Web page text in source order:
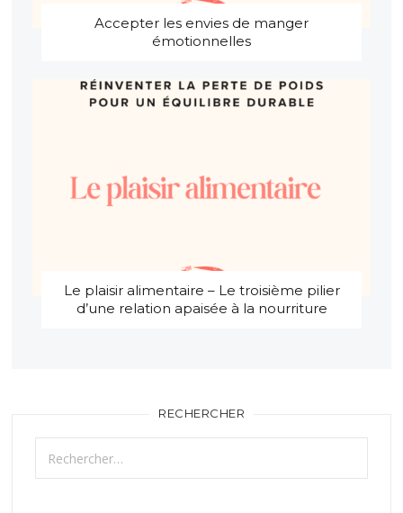
Accepter les envies de manger
émotionnelles
Le plaisir alimentaire – Le troisième pilier
d’une relation apaisée à la nourriture
RECHERCHER
Rechercher :